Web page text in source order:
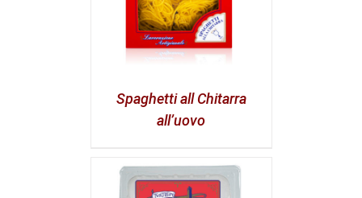
Spaghetti all Chitarra
all’uovo